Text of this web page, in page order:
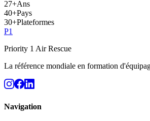
27+Ans
40+Pays
30+Plateformes
P1
Priority 1 Air Rescue
La référence mondiale en formation
Navigation